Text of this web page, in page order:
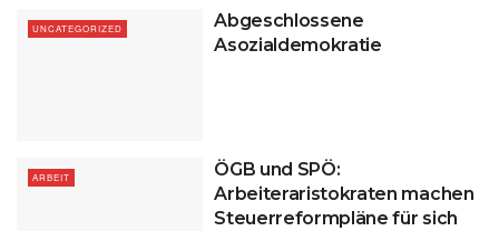
UNCATEGORIZED
Abgeschlossene
Asozialdemokratie
ARBEIT
ÖGB und SPÖ:
Arbeiteraristokraten machen
Steuerreformpläne für sich